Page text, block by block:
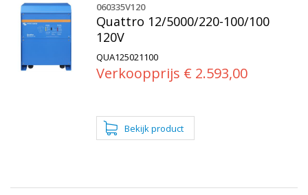
Quattro 12/5000/220-100/100
120V
QUA125021100
Verkoopprijs € 2.593,00
060335V120